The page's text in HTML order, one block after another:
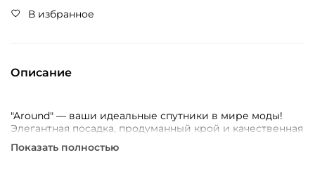
В избранное
Описание
"Around" — ваши идеальные спутники в мире моды!
Элегантная посадка, продуманный крой и качественная
ткань подарят вам уверенность и удобство весь день.
Брюки легко комбинируются с базовыми вещами: от
Показать полностью